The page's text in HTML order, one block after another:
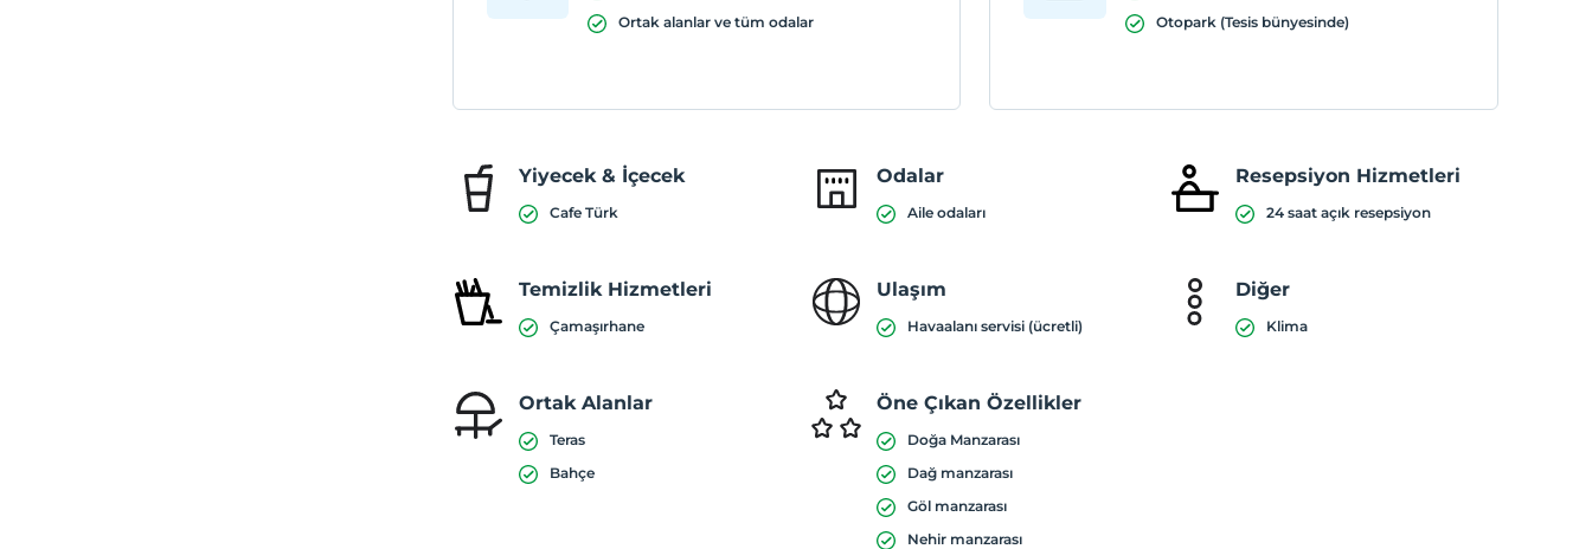
Ortak alanlar ve tüm odalar
Otopark (Tesis bünyesinde)
Yiyecek & İçecek
Cafe Türk
Odalar
Aile odaları
Resepsiyon Hizmetleri
24 saat açık resepsiyon
Temizlik Hizmetleri
Çamaşırhane
Ulaşım
Havaalanı servisi (ücretli)
Diğer
Klima
Ortak Alanlar
Teras
Bahçe
Öne Çıkan Özellikler
Doğa Manzarası
Dağ manzarası
Göl manzarası
Nehir manzarası